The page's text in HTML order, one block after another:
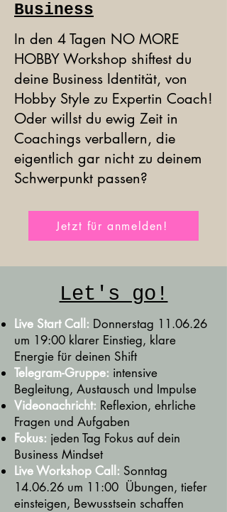
Business
In den 4 Tagen NO MORE
HOBBY Workshop shiftest du
deine Business Identität, von
Hobby Style zu Expertin Coach!
Oder willst du ewig Zeit in
Coachings verballern, die
eigentlich gar nicht zu deinem
Schwerpunkt passen?
Jetzt für anmelden!
Let's go!
Live Start Call: Donnerstag 11.06.26
um 19:00 klarer Einstieg, klare
Energie für deinen Shift
Telegram-Gruppe: intensive
Begleitung, Austausch und Impulse
Videonachricht: Reflexion, ehrliche
Fragen und Aufgaben
Fokus: jeden Tag Fokus auf dein
Business Mindset
Live Workshop Call: Sonntag
14.06.26 um 11:00 Übungen, tiefer
einsteigen, Bewusstsein schaffen